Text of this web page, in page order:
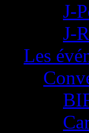
J-
J-
Les